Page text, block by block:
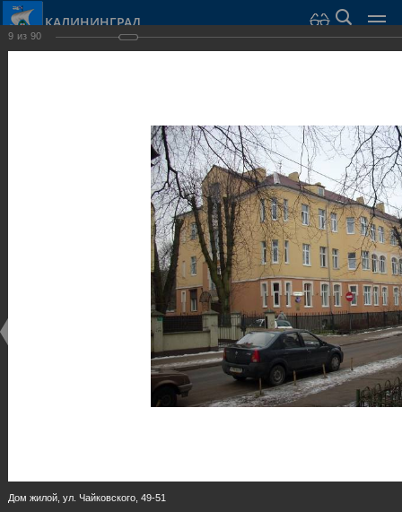
КАЛИНИНГРАД
9 из 90
Дом жилой, ул. Чайковского, 49-51